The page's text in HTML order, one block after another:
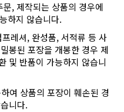
, 제작되는 상품의 경우에
하지 않습니다.
레셔, 완성품, 서적류 등 사
봉된 포장을 개봉한 경우 제
및 반품이 가능하지 않습니
여 상품의 포장이 훼손된 경
니다.